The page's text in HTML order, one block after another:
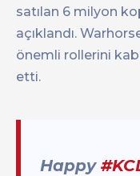
satılan 6 milyon
açıklandı.
önemli rollerini
etti.
Happy